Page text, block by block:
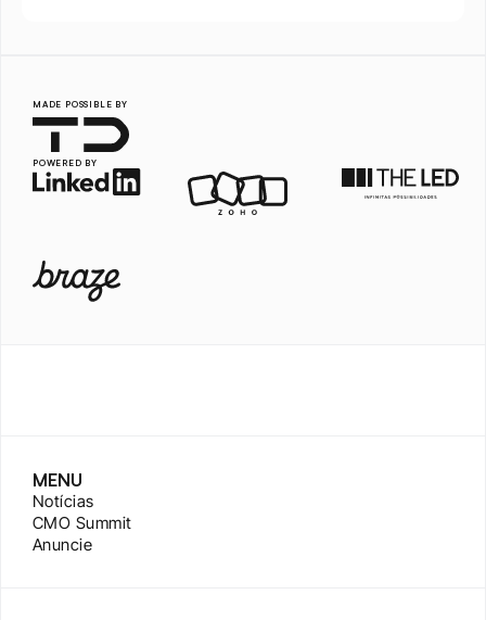
MADE POSSIBLE BY
POWERED BY
MENU
Notícias
CMO Summit
Anuncie